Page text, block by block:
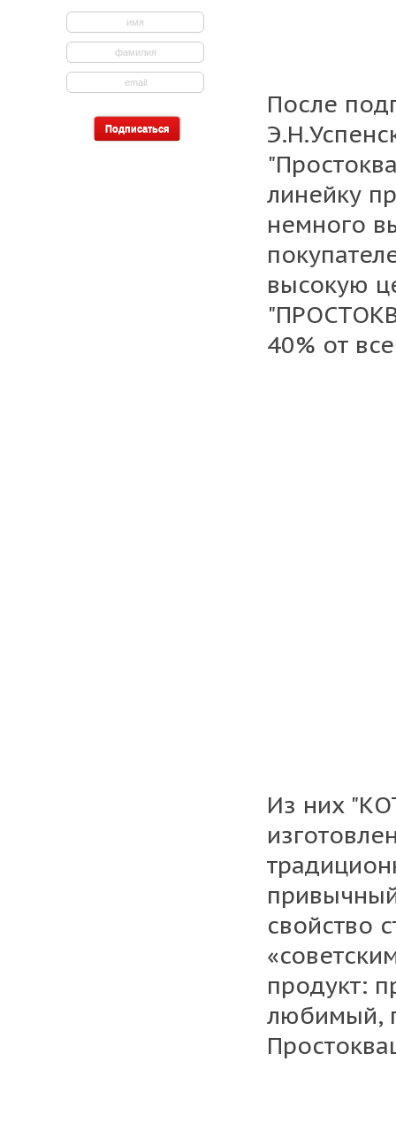
После
линейку
немного
высокую
40% от
Из них
свойство
продукт:
любимый,